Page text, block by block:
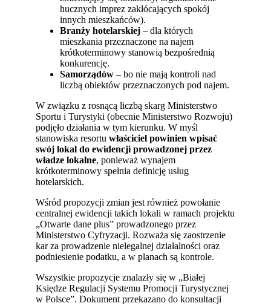
hucznych imprez zakłócających spokój
innych mieszkańców).
Branży hotelarskiej – dla których
mieszkania przeznaczone na najem
krótkoterminowy stanowią bezpośrednią
konkurencję.
Samorządów – bo nie mają kontroli nad
liczbą obiektów przeznaczonych pod najem.
W związku z rosnącą liczbą skarg Ministerstwo
Sportu i Turystyki (obecnie Ministerstwo Rozwoju)
podjęło działania w tym kierunku. W myśl
stanowiska resortu właściciel powinien wpisać
swój lokal do ewidencji prowadzonej przez
władze lokalne, ponieważ wynajem
krótkoterminowy spełnia definicję usług
hotelarskich.
Wśród propozycji zmian jest również powołanie
centralnej ewidencji takich lokali w ramach projektu
„Otwarte dane plus” prowadzonego przez
Ministerstwo Cyfryzacji. Rozważa się zaostrzenie
kar za prowadzenie nielegalnej działalności oraz
podniesienie podatku, a w planach są kontrole.
Wszystkie propozycje znalazły się w „Białej
Księdze Regulacji Systemu Promocji Turystycznej
w Polsce”. Dokument przekazano do konsultacji